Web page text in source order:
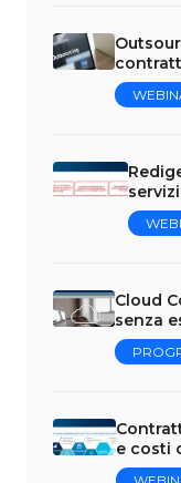
Cloud
senza
e costi